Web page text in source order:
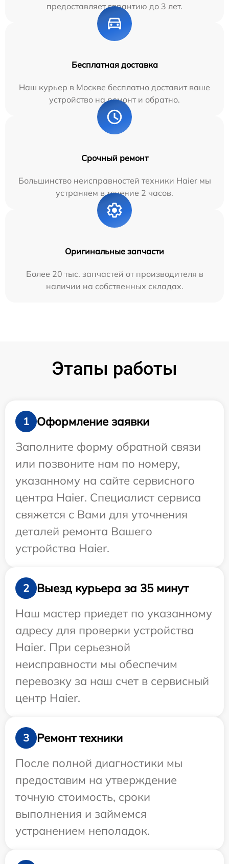
предоставляет гарантию до 3 лет.
Бесплатная доставка
Наш курьер в Москве бесплатно доставит ваше
устройство на ремонт и обратно.
Срочный ремонт
Большинство неисправностей техники Haier мы
устраняем в течение 2 часов.
Оригинальные запчасти
Более 20 тыс. запчастей от производителя в
наличии на собственных складах.
Этапы работы
1
Оформление заявки
Заполните форму обратной связи
или позвоните нам по номеру,
указанному на сайте сервисного
центра Haier. Специалист сервиса
свяжется с Вами для уточнения
деталей ремонта Вашего
устройства Haier.
2
Выезд курьера за 35 минут
Наш мастер приедет по указанному
адресу для проверки устройства
Haier. При серьезной
неисправности мы обеспечим
перевозку за наш счет в сервисный
центр Haier.
3
Ремонт техники
После полной диагностики мы
предоставим на утверждение
точную стоимость, сроки
выполнения и займемся
устранением неполадок.